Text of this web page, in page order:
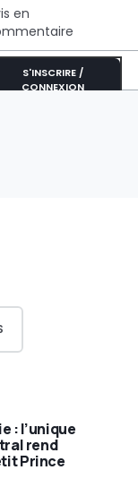
en
S'INSCRIRE /
CONNEXION
: l’unique
rend
Prince